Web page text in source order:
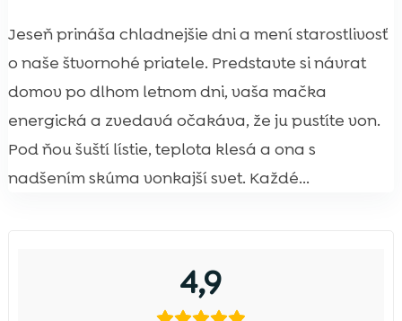
Jeseň prináša chladnejšie dni a mení starostlivosť
o naše štvornohé priatele. Predstavte si návrat
domov po dlhom letnom dni, vaša mačka
energická a zvedavá očakáva, že ju pustíte von.
Pod ňou šuští lístie, teplota klesá a ona s
nadšením skúma vonkajší svet. Každé...
4,9